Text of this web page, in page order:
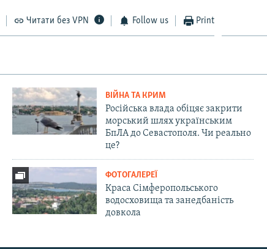
Читати без VPN Follow us Print
ВІЙНА ТА КРИМ
Російська влада обіцяє закрити
морський шлях українським
БпЛА до Севастополя. Чи реально
це?
ФОТОГАЛЕРЕЇ
Краса Сімферопольського
водосховища та занедбаність
довкола